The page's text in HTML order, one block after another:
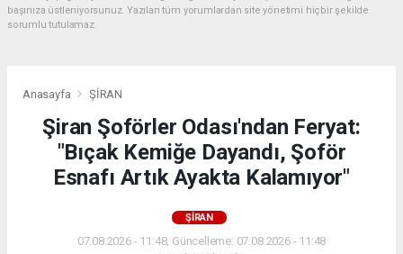
başınıza üstleniyorsunuz. Yazılan tüm yorumlardan site yönetimi hiçbir şekilde
sorumlu tutulamaz.
Anasayfa ŞİRAN
Şiran Şoförler Odası'ndan Feryat:
"Bıçak Kemiğe Dayandı, Şoför
Esnafı Artık Ayakta Kalamıyor"
ŞİRAN
07.08.2026 - 11:48, Güncelleme: 07.08.2026 - 11:48